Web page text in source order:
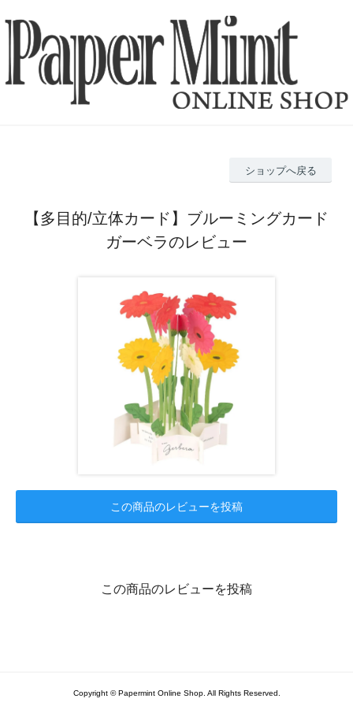
ショップへ戻る
【多目的/立体カード】ブルーミングカード
ガーベラのレビュー
この商品のレビューを投稿
この商品のレビューを投稿
Copyright © Papermint Online Shop. All Rights Reserved.